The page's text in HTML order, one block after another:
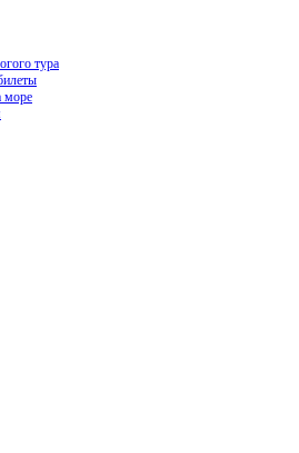
тура
море